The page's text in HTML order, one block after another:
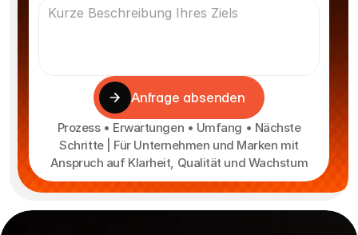
Anfrage absenden
Prozess • Erwartungen • Umfang • Nächste
Schritte | Für Unternehmen und Marken mit
Anspruch auf Klarheit, Qualität und Wachstum